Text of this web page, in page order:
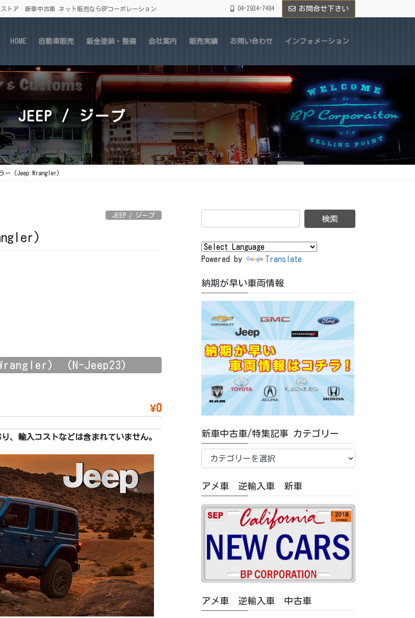
トア 新車中古車 ネット販売ならBPコーポレーション 04-2934-7484 お問合せ下さい
HOME 自動車販売 鈑金塗装・整備 会社案内 販売実績 お問い合わせ インフォメーション
JEEP / ジープ
ー (Jeep Wrangler)
JEEP / ジープ
(N-Jeep23)
¥0
、輸入コストなどは含まれていません。
Powered by Translate
納期が早い車両情報
新車中古車/特集記事 カテゴリー
車
古
車/
特
リ
ー
アメ車 逆輸入車 新車
アメ車 逆輸入車 中古車